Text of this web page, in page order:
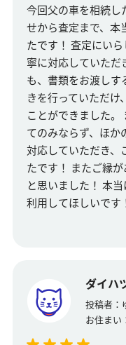
今回父の車を相続し
せから査定まで、本
たです！ 査定にい
寧に対応していただ
も、書類をお渡しす
きを行っていただけ
ことができました。
てのみならず、ほか
対応していただき、
たです！ またご縁
と思いました！ 本
利用してほしいです
ダイハ
投稿者：
お住まい